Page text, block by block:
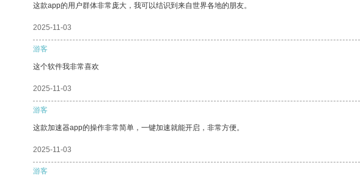
这款app的用户群体非常庞大，我可以结识到来自世界各地的朋友。
2025-11-03
游客
这个软件我非常喜欢
2025-11-03
游客
这款加速器app的操作非常简单，一键加速就能开启，非常方便。
2025-11-03
游客